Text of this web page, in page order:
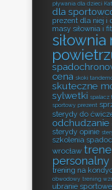
pływania dla dzieci
dla
prezent dla niej i
masy siłownia i
siłownia
cena skoki
skuteczne
sylwetki spalacz
sportowy prezent
sterydy do
odchudzanie
sterydy opinie
szkolenia
wrocław
trening na
obwodowy trening
ubranie sportowe